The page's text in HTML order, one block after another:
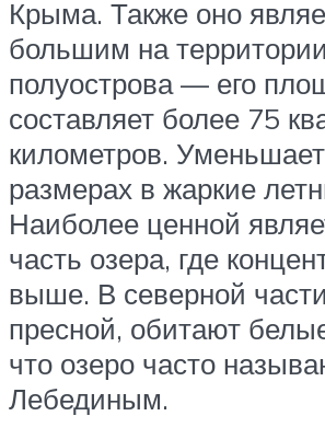
Крыма. Также оно
большим на территории
полуострова — его
составляет более 75
километров.
размерах в жаркие
Наиболее ценной
часть озера, где
выше. В северной
пресной, обитают
что озеро часто
Лебединым.